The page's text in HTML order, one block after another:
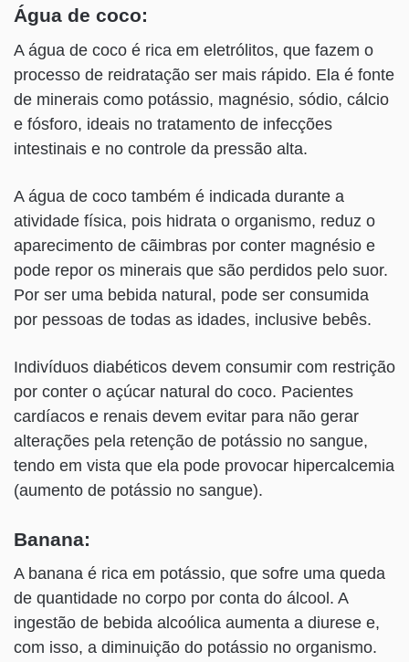
Água de coco:
A água de coco é rica em eletrólitos, que fazem o
processo de reidratação ser mais rápido. Ela é fonte
de minerais como potássio, magnésio, sódio, cálcio
e fósforo, ideais no tratamento de infecções
intestinais e no controle da pressão alta.
A água de coco também é indicada durante a
atividade física, pois hidrata o organismo, reduz o
aparecimento de cãimbras por conter magnésio e
pode repor os minerais que são perdidos pelo suor.
Por ser uma bebida natural, pode ser consumida
por pessoas de todas as idades, inclusive bebês.
Indivíduos diabéticos devem consumir com restrição
por conter o açúcar natural do coco. Pacientes
cardíacos e renais devem evitar para não gerar
alterações pela retenção de potássio no sangue,
tendo em vista que ela pode provocar hipercalcemia
(aumento de potássio no sangue).
Banana:
A banana é rica em potássio, que sofre uma queda
de quantidade no corpo por conta do álcool. A
ingestão de bebida alcoólica aumenta a diurese e,
com isso, a diminuição do potássio no organismo.